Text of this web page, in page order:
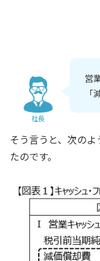
社長
営
そう言うと、次の
たのです。